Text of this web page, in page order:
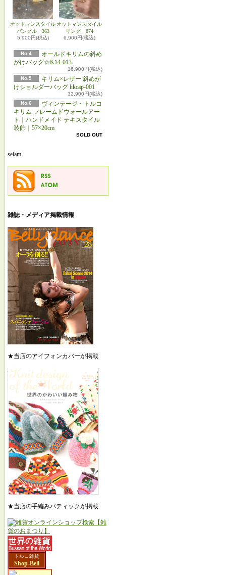
オットマンスタイル
バングル 363
5,900円(税込)
オットマンスタイル
リング 874
6,900円(税込)
No.4
オールドキリムの斜め
がけバッグ☆K14-013
16,900円(税込)
No.5
キリム×レザー 斜めが
けショルダーバッグ hkcap-001
32,900円(税込)
No.6
ヴィンテージ・トルコ
キリム フレームドウォールアー
ト｜ハンドメイド テキスタイル
装飾｜57×20cm
SOLD OUT
selam
雑誌・メディア掲載情報
★当店のアイフォンカバーが掲載
★当店の手編みパティックが掲載
トルコ雑貨
Shop-Bell